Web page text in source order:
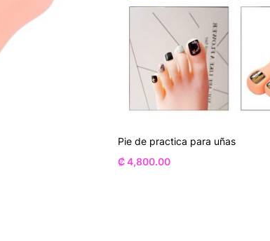
Pie de practica para uñas
₡4,800.00